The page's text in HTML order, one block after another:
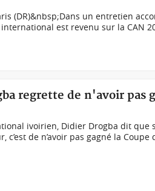
(DR)&nbsp;Dans un entretien
international est revenu sur la CAN
regrette de n'avoir pas
ivoirien, Didier Drogba dit
de n’avoir pas gagné la Coupe